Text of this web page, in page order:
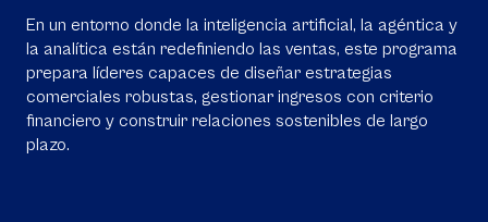
En un entorno donde la inteligencia artificial, la agéntica y
la analítica están redefiniendo las ventas, este programa
prepara líderes capaces de diseñar estrategias
comerciales robustas, gestionar ingresos con criterio
financiero y construir relaciones sostenibles de largo
plazo.